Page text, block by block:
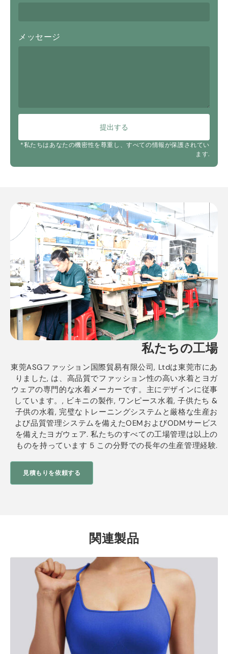
メッセージ
提出する
*私たちはあなたの機密性を尊重し、すべての情報が保護されてい
ます.
私たちの工場
東莞ASGファッション国際貿易有限公司, Ltdは東莞市にあ
りました, は、高品質でファッション性の高い水着とヨガ
ウェアの専門的な水着メーカーです。主にデザインに従事
しています。, ビキニの製作, ワンピース水着, 子供たち &
子供の水着, 完璧なトレーニングシステムと厳格な生産お
よび品質管理システムを備えたOEMおよびODMサービス
を備えたヨガウェア. 私たちのすべての工場管理は以上の
ものを持っています 5 この分野での長年の生産管理経験.
見積もりを依頼する
関連製品